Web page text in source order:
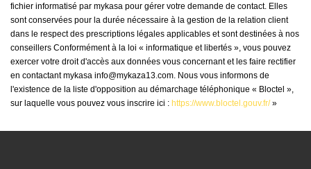
fichier informatisé par mykasa pour gérer votre demande de contact. Elles
sont conservées pour la durée nécessaire à la gestion de la relation client
dans le respect des prescriptions légales applicables et sont destinées à nos
conseillers Conformément à la loi « informatique et libertés », vous pouvez
exercer votre droit d'accès aux données vous concernant et les faire rectifier
en contactant mykasa info@mykaza13.com. Nous vous informons de
l'existence de la liste d'opposition au démarchage téléphonique « Bloctel »,
sur laquelle vous pouvez vous inscrire ici : https://www.bloctel.gouv.fr/»